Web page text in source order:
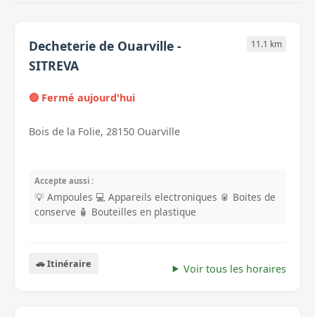
Decheterie de Ouarville -
SITREVA
11.1 km
🔴 Fermé aujourd'hui
Bois de la Folie, 28150 Ouarville
Accepte aussi :
💡 Ampoules 💻 Appareils electroniques 🥫 Boites de
conserve 🧴 Bouteilles en plastique
🚗 Itinéraire Voir tous les horaires